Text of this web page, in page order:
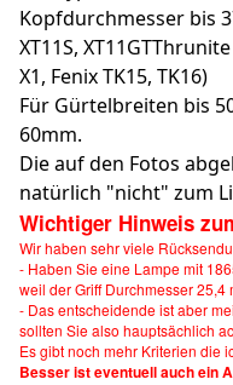
Kopfdurchmesser bis
XT11S,
X1, Fenix TK15, TK16)
Für Gürtelbreiten bis
60mm.
Die auf den Fotos
natürlich "nicht" zum
Wichtiger Hinweis
Wir haben sehr viele
- Haben Sie eine Lampe mit
weil der Griff Durchmesser 25,4
- Das entscheidende ist aber
sollten Sie also hauptsächlich
Es gibt noch mehr Kriterien die
Besser ist eventuell auch ein